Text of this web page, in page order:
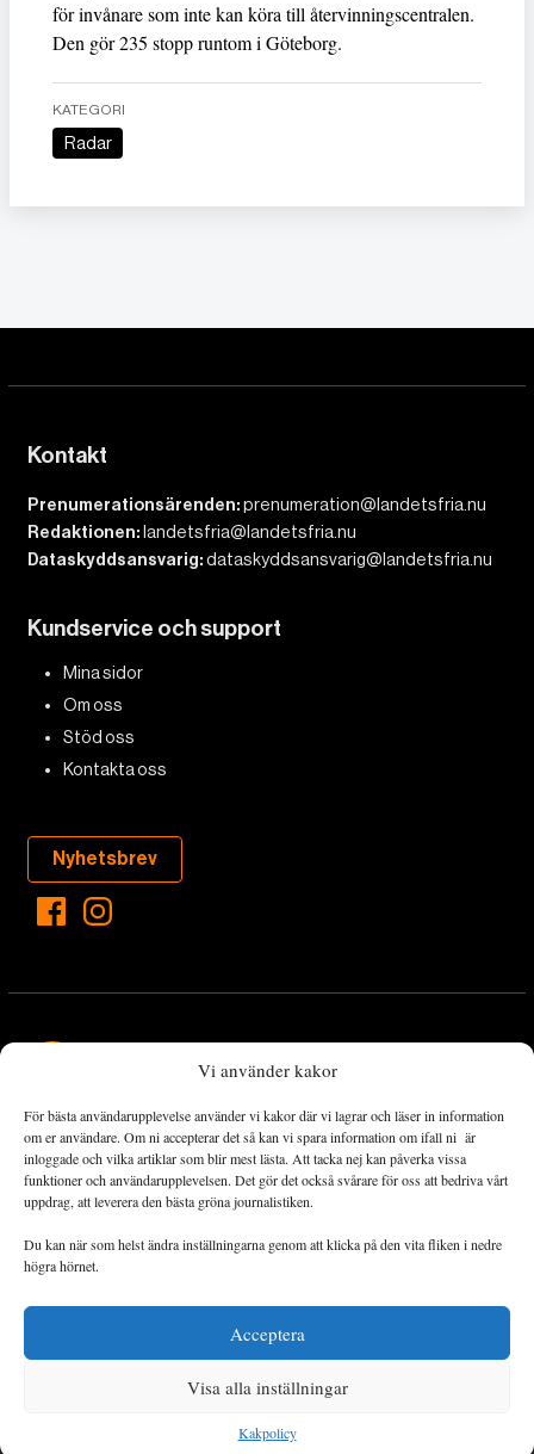
Vi använder kakor
För bästa användarupplevelse använder vi kakor där vi lagrar och läser in information
om er användare. Om ni accepterar det så kan vi spara information om ifall ni är
inloggade och vilka artiklar som blir mest lästa. Att tacka nej kan påverka vissa
funktioner och användarupplevelsen. Det gör det också svårare för oss att bedriva vårt
uppdrag, att leverera den bästa gröna journalistiken.
Du kan när som helst ändra inställningarna genom att klicka på den vita fliken i nedre
högra hörnet.
Acceptera
Visa alla inställningar
Kakpolicy
för invånare som inte kan köra till återvinningscentralen.
Den gör 235 stopp runtom i Göteborg.
KATEGORI
Radar
Kontakt
Prenumerationsärenden:prenumeration@landetsfria.nu
Redaktionen: landetsfria@landetsfria.nu
Dataskyddsansvarig:dataskyddsansvarig@landetsfria.nu
Kundservice och support
Mina sidor
Om oss
Stöd oss
Kontakta oss
Nyhetsbrev
Landets Fria Tidning är en nyhetstidning med bred bevakning av
det viktigaste som händer lokalt och globalt och med fokus på
omställningsrörelsen. En omställning till ett hållbart samhälle går
både via starka och lika rättigheter för alla människor, minskade
ekonomiska och sociala klyftor, samt utrymme för allt levande att
utvecklas och frodas.